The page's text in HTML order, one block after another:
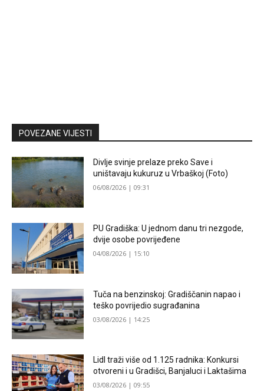
POVEZANE VIJESTI
Divlje svinje prelaze preko Save i
uništavaju kukuruz u Vrbaškoj (Foto)
06/08/2026 | 09:31
PU Gradiška: U jednom danu tri nezgode,
dvije osobe povrijeđene
04/08/2026 | 15:10
Tuča na benzinskoj: Gradiščanin napao i
teško povrijedio sugrađanina
03/08/2026 | 14:25
Lidl traži više od 1.125 radnika: Konkursi
otvoreni i u Gradišci, Banjaluci i Laktašima
03/08/2026 | 09:55